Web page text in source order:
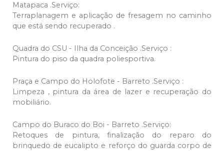
Matapaca .Serviço:
Terraplanagem e aplicação de fresagem no caminho
que está sendo recuperado .
Quadra do CSU - Ilha da Conceição .Serviço :
Pintura do piso da quadra poliesportiva.
Praça e Campo do Holofote - Barreto .Serviço :
Limpeza , pintura da área de lazer e recuperação do
mobiliário.
Campo do Buraco do Boi - Barreto .Serviço:
Retoques de pintura, finalização do reparo do
brinquedo de eucalipto e reforço do guarda corpo de